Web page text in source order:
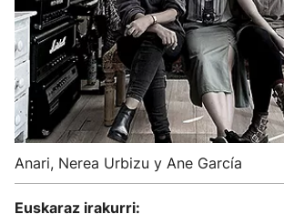
Anari, Nerea Urbizu y Ane García
Euskaraz irakurri: